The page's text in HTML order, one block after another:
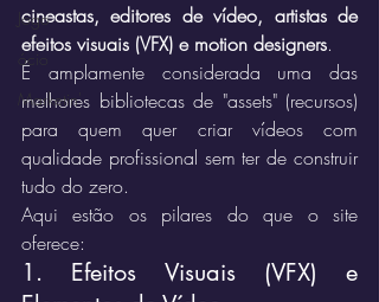
Jogo
ócio
Marketin'
cineastas, editores de vídeo, artistas de
efeitos visuais (VFX) e motion designers.
É amplamente considerada uma das
melhores bibliotecas de "assets" (recursos)
para quem quer criar vídeos com
qualidade profissional sem ter de construir
tudo do zero.
Aqui estão os pilares do que o site
oferece:
1. Efeitos Visuais (VFX) e